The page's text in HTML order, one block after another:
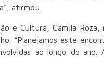
afirmou.
e Cultura, Camila
“Planejamos este
ao longo do